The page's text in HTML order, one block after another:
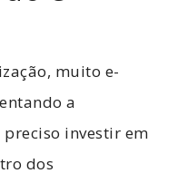
muito e-
a
investir em
dos